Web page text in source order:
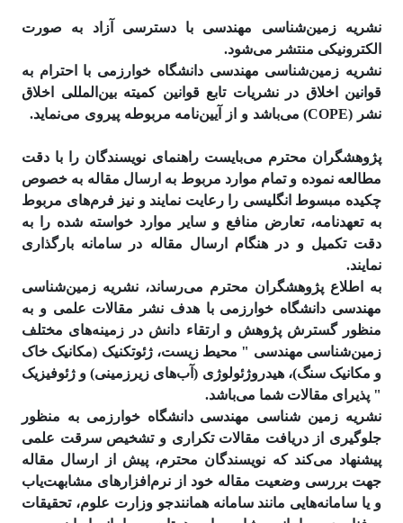
نشریه زمین‌شناسی مهندسی با دسترسی آزاد به صورت
الکترونیکی منتشر می‌شود.
نشریه زمین‌شناسی مهندسی دانشگاه خوارزمی با احترام به
قوانین اخلاق در نشریات تابع قوانین کمیته بین‌المللی اخلاق
نشر (COPE) می‌باشد و از آیین‌نامه مربوطه پیروی می‌نماید.
پژوهشگران محترم می‌بایست راهنمای نویسندگان را با دقت
مطالعه نموده و تمام موارد مربوط به ارسال مقاله به خصوص
چکیده مبسوط انگلیسی را رعایت نمایند و نیز فرم‌های مربوط
به تعهدنامه، تعارض منافع و سایر موارد خواسته شده را به
دقت تکمیل و در هنگام ارسال مقاله در سامانه بارگذاری
نمایند.
به اطلاع پژوهشگران محترم می‌رساند، نشریه زمین‌شناسی
مهندسی دانشگاه خوارزمی با هدف نشر مقالات علمی و به
منظور گسترش پژوهش و ارتقاء دانش در زمینه‌های مختلف
زمین‌شناسی مهندسی " محیط زیست، ژئوتکنیک (مکانیک خاک
و مکانیک سنگ)، هیدروژئولوژی (آب‌های زیرزمینی) و ژئوفیزیک
" پذیرای مقالات شما می‌باشد.
نشریه زمین شناسی مهندسی دانشگاه خوارزمی به منظور
جلوگیری از دریافت مقالات تکراری و تشخیص سرقت علمی
پیشنهاد می‌کند که نویسندگان محترم، پیش از ارسال مقاله
جهت بررسی وضعیت مقاله خود از نرم‌افزارهای مشابهت‌­یاب
و یا سامانه‌هایی مانند سامانه همانند‌جو وزارت علوم، تحقیقات